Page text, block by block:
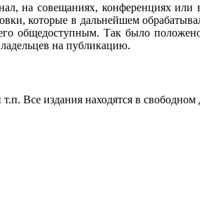
на совещаниях, конференциях или
которые в дальнейшем
общедоступным. Так было
на публикацию.
Все издания находятся в свободном